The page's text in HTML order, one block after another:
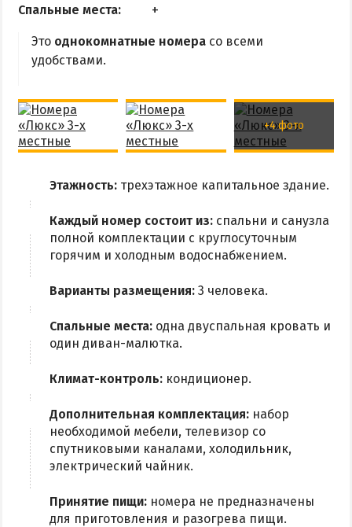
Спальные места:
Это однокомнатные номера со всеми
удобствами.
+4 фото
Этажность: трехэтажное капитальное здание.
Каждый номер состоит из: спальни и санузла
полной комплектации с круглосуточным
горячим и холодным водоснабжением.
Варианты размещения: 3 человека.
Спальные места: одна двуспальная кровать и
один диван-малютка.
Климат-контроль: кондиционер.
Дополнительная комплектация: набор
необходимой мебели, телевизор со
спутниковыми каналами, холодильник,
электрический чайник.
Принятие пищи: номера не предназначены
для приготовления и разогрева пищи.